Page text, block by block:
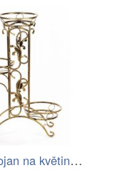
Dąstal Stojan na květiny Cheryl zlatý